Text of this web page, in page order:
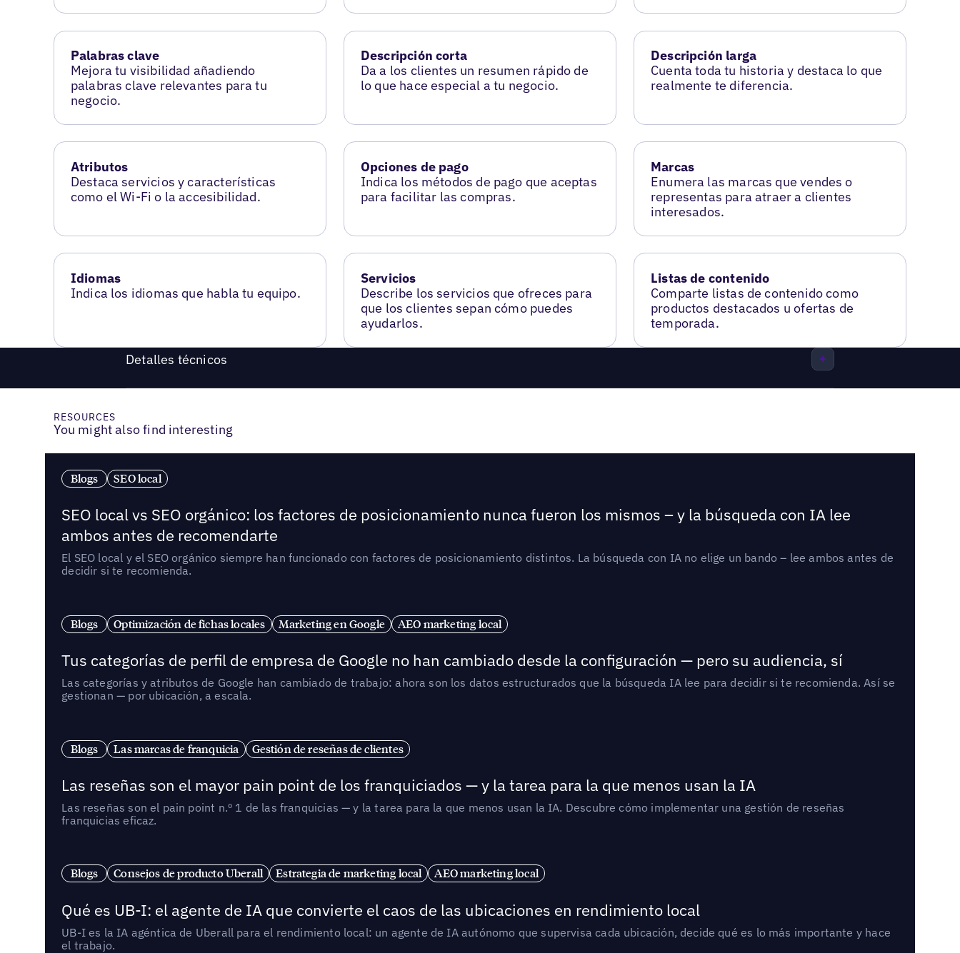
Palabras clave
Mejora tu visibilidad añadiendo
palabras clave relevantes para tu
negocio.
Descripción corta
Da a los clientes un resumen rápido de
lo que hace especial a tu negocio.
Descripción larga
Cuenta toda tu historia y destaca lo que
realmente te diferencia.
Atributos
Destaca servicios y características
como el Wi-Fi o la accesibilidad.
Opciones de pago
Indica los métodos de pago que aceptas
para facilitar las compras.
Marcas
Enumera las marcas que vendes o
representas para atraer a clientes
interesados.
Idiomas
Indica los idiomas que habla tu equipo.
Servicios
Describe los servicios que ofreces para
que los clientes sepan cómo puedes
ayudarlos.
Listas de contenido
Comparte listas de contenido como
productos destacados u ofertas de
temporada.
Detalles técnicos
RESOURCES
You might also find interesting
Blogs SEO local
SEO local vs SEO orgánico: los factores de posicionamiento nunca fueron los mismos – y la búsqueda con IA lee
ambos antes de recomendarte
El SEO local y el SEO orgánico siempre han funcionado con factores de posicionamiento distintos. La búsqueda con IA no elige un bando – lee ambos antes de
decidir si te recomienda.
Blogs Optimización de fichas locales Marketing en Google AEO marketing local
Tus categorías de perfil de empresa de Google no han cambiado desde la configuración — pero su audiencia, sí
Las categorías y atributos de Google han cambiado de trabajo: ahora son los datos estructurados que la búsqueda IA lee para decidir si te recomienda. Así se
gestionan — por ubicación, a escala.
Blogs Las marcas de franquicia Gestión de reseñas de clientes
Las reseñas son el mayor pain point de los franquiciados — y la tarea para la que menos usan la IA
Las reseñas son el pain point n.º 1 de las franquicias — y la tarea para la que menos usan la IA. Descubre cómo implementar una gestión de reseñas
franquicias eficaz.
Blogs Consejos de producto Uberall Estrategia de marketing local AEO marketing local
Qué es UB-I: el agente de IA que convierte el caos de las ubicaciones en rendimiento local
UB-I es la IA agéntica de Uberall para el rendimiento local: un agente de IA autónomo que supervisa cada ubicación, decide qué es lo más importante y hace
el trabajo.